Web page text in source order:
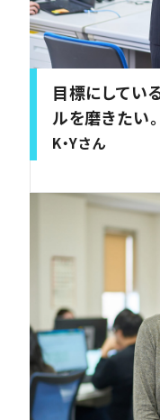
目標にしてい
ルを磨きたい。
K・Yさん